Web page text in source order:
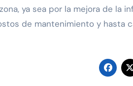
ya sea por la mejora de la
de mantenimiento y hasta